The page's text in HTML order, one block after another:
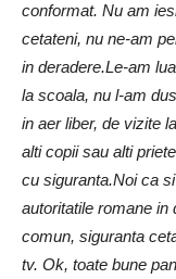
conformat. Nu am
cetateni, nu ne-am
in deradere.Le-am
la scoala, nu l-am
in aer liber, de vizite
alti copii sau alti
cu siguranta.Noi ca
autoritatile romane in
comun, siguranta
tv. Ok, toate bune